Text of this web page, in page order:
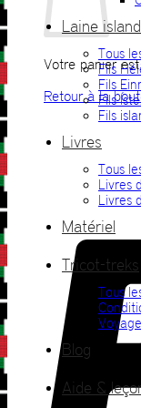
Votre panier est
Retour à la
Laine
Tous
Fils
Fils
Fils
Fils
Livres
Tous
Livres
Livres
Matériel
Tricot-treks
Tous
Blog
Aide &